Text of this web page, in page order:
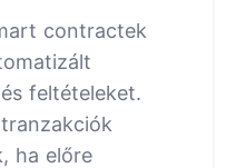
contractek
feltételeket.
ha előre